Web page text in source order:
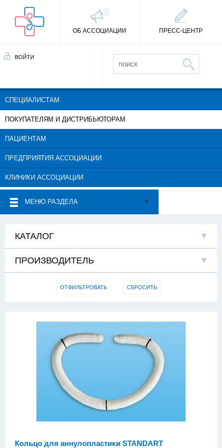
ОБ АССОЦИАЦИИ ПРЕСС-ЦЕНТР
ВОЙТИ
СПЕЦИАЛИСТАМ
ПОКУПАТЕЛЯМ И ДИСТРИБЬЮТОРАМ
ПАЦИЕНТАМ
ПРЕДПРИЯТИЯ АССОЦИАЦИИ
КЛИНИКИ АССОЦИАЦИИ
МЕНЮ РАЗДЕЛА
КАТАЛОГ
ПРОИЗВОДИТЕЛЬ
ОТФИЛЬТРОВАТЬ СБРОСИТЬ
Кольцо для аннулопластики STANDART